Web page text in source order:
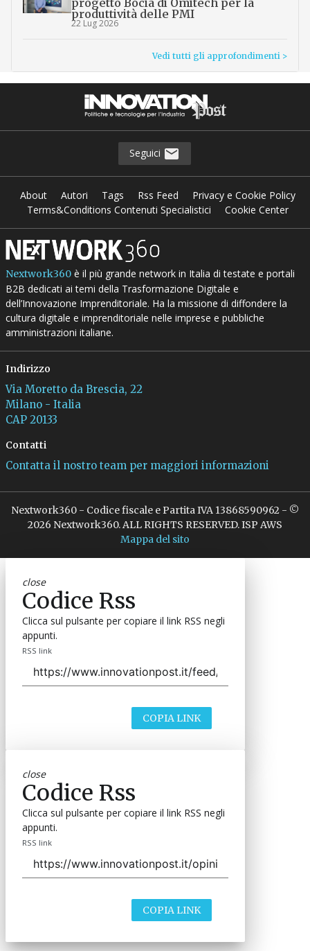
produttività delle PMI
22 Lug 2026
Vedi tutti gli approfondimenti >
Seguici
About Autori Tags Rss Feed
Privacy e Cookie Policy
Terms&Conditions Contenuti Specialistici
Cookie Center
Nextwork360è il più grande network in Italia di testate e portali
B2B dedicati ai temi della Trasformazione Digitale e
dell’Innovazione Imprenditoriale. Ha la missione di diffondere la
cultura digitale e imprenditoriale nelle imprese e pubbliche
amministrazioni italiane.
Indirizzo
Via Moretto da Brescia, 22
Milano - Italia
CAP 20133
Contatti
Contatta il nostro team per maggiori informazioni
Nextwork360 - Codice fiscale e Partita IVA 13868590962 - ©
2026 Nextwork360. ALL RIGHTS RESERVED. ISP AWS
Mappa del sito
close
Codice Rss
Clicca sul pulsante per copiare il link RSS negli
appunti.
RSS link
COPIA LINK
close
Codice Rss
Clicca sul pulsante per copiare il link RSS negli
appunti.
RSS link
COPIA LINK